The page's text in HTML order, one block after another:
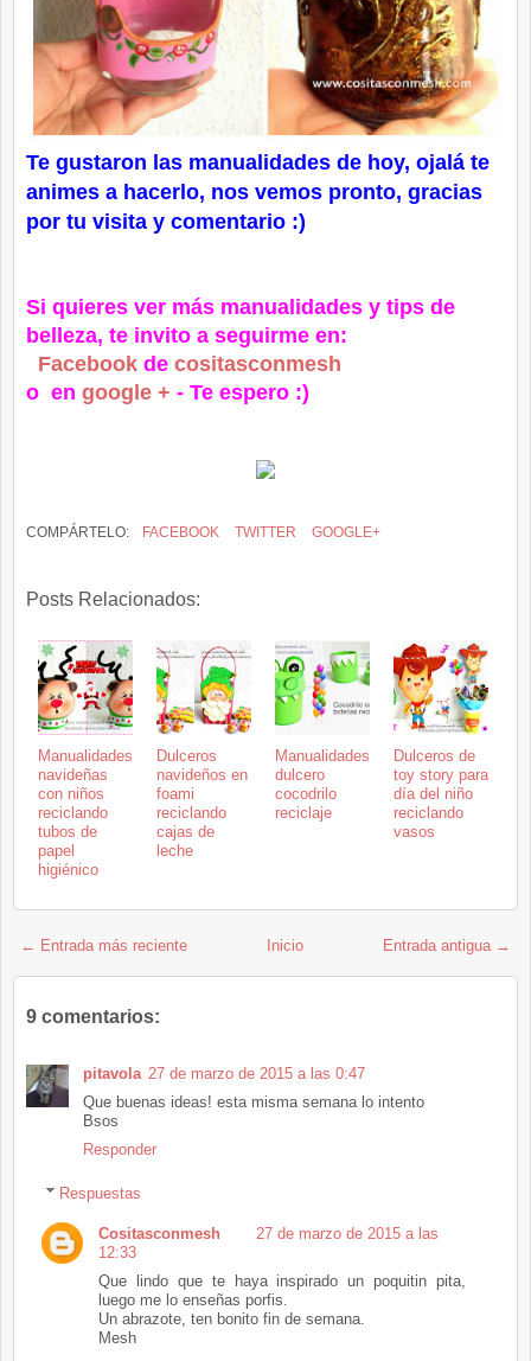
Te gustaron las manualidades de hoy, ojalá te
animes a hacerlo, nos vemos pronto, gracias
por tu visita y comentario :)
Si quieres ver más manualidades y tips de
belleza, te invito a seguirme en:
Facebook de cositasconmesh
o en google + - Te espero :)
COMPÁRTELO: FACEBOOK TWITTER GOOGLE+
Posts Relacionados:
Manualidades
navideñas
con niños
reciclando
tubos de
papel
higiénico
Dulceros
navideños en
foami
reciclando
cajas de
leche
Manualidades
dulcero
cocodrilo
reciclaje
Dulceros de
toy story para
día del niño
reciclando
vasos
← Entrada más reciente Entrada antigua →
Inicio
9 comentarios:
pitavola 27 de marzo de 2015 a las 0:47
Que buenas ideas! esta misma semana lo intento
Bsos
Responder
Respuestas
Cositasconmesh
27 de marzo de 2015 a las
12:33
Que lindo que te haya inspirado un poquitin pita,
luego me lo enseñas porfis.
Un abrazote, ten bonito fin de semana.
Mesh